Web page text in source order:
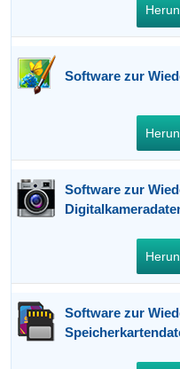
Software zur
Software zur
Software zur